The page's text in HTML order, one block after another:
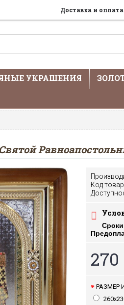
Доставка и оплата
УКРАШЕНИЯ
Код
РАЗМЕР